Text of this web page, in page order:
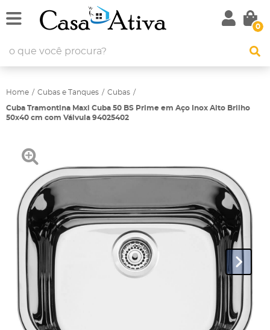
0
Home Cubas e Tanques Cubas
Cuba Tramontina Maxi Cuba 50 BS Prime em Aço Inox Alto Brilho
50x40 cm com Válvula 94025402